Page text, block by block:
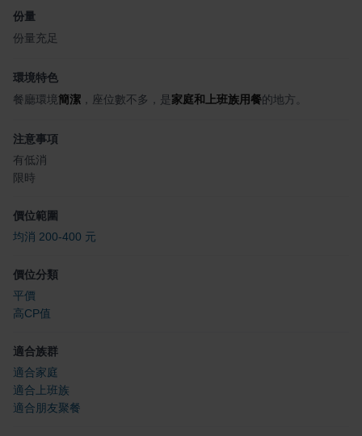
份量
份量充足
環境特色
餐廳環境簡潔 ，座位數不多，是家庭和上班族用餐的地方。
注意事項
有低消
限時
價位範圍
均消 200-400 元
價位分類
平價
高CP值
適合族群
適合家庭
適合上班族
適合朋友聚餐